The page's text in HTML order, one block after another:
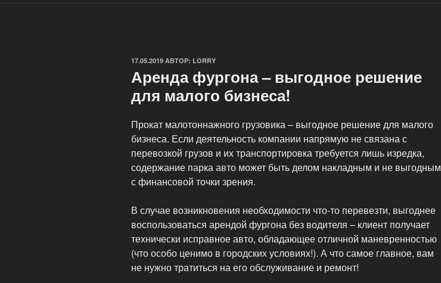
ОПУБЛИКОВАНО
17.05.2019 АВТОР: LORRY
Аренда фургона – выгодное решение
для малого бизнеса!
Прокат малотоннажного грузовика – выгодное решение для малого
бизнеса. Если деятельность компании напрямую не связана с
перевозкой грузов и их транспортировка требуется лишь изредка,
содержание парка авто может быть делом накладным и не выгодным
с финансовой точки зрения.
В случае возникновения необходимости что-то перевезти, выгоднее
воспользоваться арендой фургона без водителя – клиент получает
технически исправное авто, обладающее отличной маневренностью
(что особо ценимо в городских условиях!). А что самое главное, вам
не нужно тратиться на его обслуживание и ремонт!